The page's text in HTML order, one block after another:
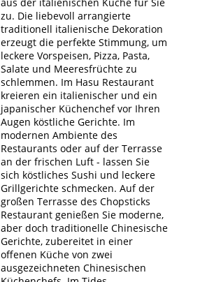
zu. Die liebevoll arrangierte
traditionell italienische Dekoration
erzeugt die perfekte Stimmung, um
leckere Vorspeisen, Pizza, Pasta,
Salate und Meeresfrüchte zu
schlemmen. Im Hasu Restaurant
kreieren ein italienischer und ein
japanischer Küchenchef vor Ihren
Augen köstliche Gerichte. Im
modernen Ambiente des
Restaurants oder auf der Terrasse
an der frischen Luft - lassen Sie
sich köstliches Sushi und leckere
Grillgerichte schmecken. Auf der
großen Terrasse des Chopsticks
Restaurant genießen Sie moderne,
aber doch traditionelle Chinesische
Gerichte, zubereitet in einer
offenen Küche von zwei
ausgezeichneten Chinesischen